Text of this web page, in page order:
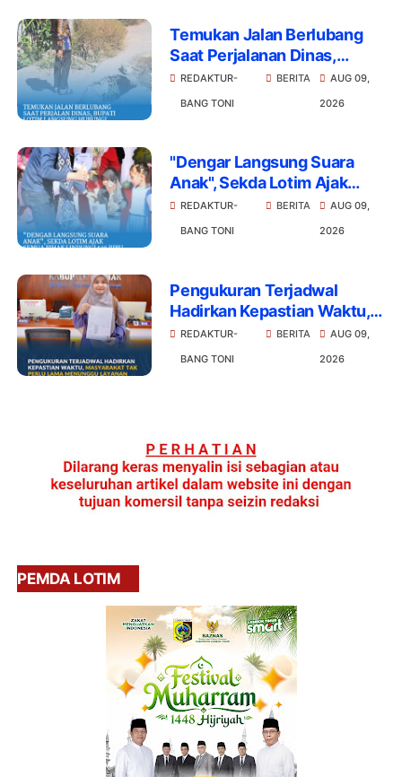
Temukan Jalan Berlubang
Saat Perjalanan Dinas,
Bupati Lotim Langsung
Hubungi Kadis PUPR
REDAKTUR-
BANG TONI
BERITA
AUG 09,
2026
"Dengar Langsung Suara
Anak", Sekda Lotim Ajak
Semua Pihak Lindungi 526
Ribu Generasi Emas
REDAKTUR-
BANG TONI
BERITA
AUG 09,
2026
Pengukuran Terjadwal
Hadirkan Kepastian Waktu,
Masyarakat Tak Perlu Lama
Menunggu Layanan
REDAKTUR-
BANG TONI
BERITA
AUG 09,
2026
PEMDA LOTIM